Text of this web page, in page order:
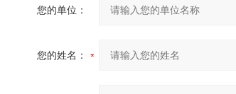
您的单位：
您的姓名：